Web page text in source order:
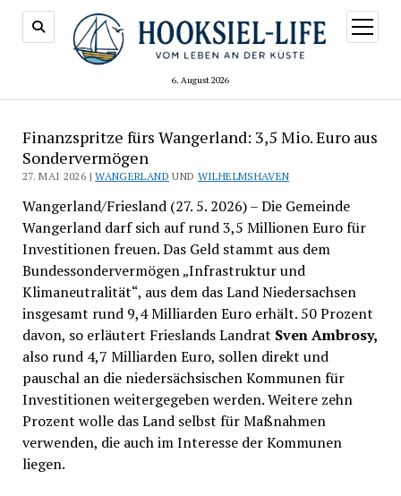
6. August 2026
Menü
öffnen
Finanzspritze fürs Wangerland: 3,5 Mio. Euro aus
Sondervermögen
27. MAI 2026 |WANGERLAND UND WILHELMSHAVEN
Wangerland/Friesland (27. 5. 2026) – Die Gemeinde
Wangerland darf sich auf rund 3,5 Millionen Euro für
Investitionen freuen. Das Geld stammt aus dem
Bundessondervermögen „Infrastruktur und
Klimaneutralität“, aus dem das Land Niedersachsen
insgesamt rund 9,4 Milliarden Euro erhält. 50 Prozent
davon, so erläutert Frieslands Landrat Sven Ambrosy,
also rund 4,7 Milliarden Euro, sollen direkt und
pauschal an die niedersächsischen Kommunen für
Investitionen weitergegeben werden. Weitere zehn
Prozent wolle das Land selbst für Maßnahmen
verwenden, die auch im Interesse der Kommunen
liegen.